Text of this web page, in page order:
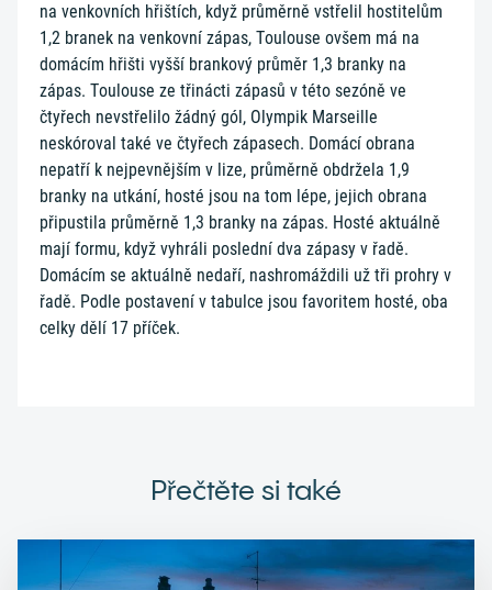
na venkovních hřištích, když průměrně vstřelil hostitelům
1,2 branek na venkovní zápas, Toulouse ovšem má na
domácím hřišti vyšší brankový průměr 1,3 branky na
zápas. Toulouse ze třinácti zápasů v této sezóně ve
čtyřech nevstřelilo žádný gól, Olympik Marseille
neskóroval také ve čtyřech zápasech. Domácí obrana
nepatří k nejpevnějším v lize, průměrně obdržela 1,9
branky na utkání, hosté jsou na tom lépe, jejich obrana
připustila průměrně 1,3 branky na zápas. Hosté aktuálně
mají formu, když vyhráli poslední dva zápasy v řadě.
Domácím se aktuálně nedaří, nashromáždili už tři prohry v
řadě. Podle postavení v tabulce jsou favoritem hosté, oba
celky dělí 17 příček.
Přečtěte si také